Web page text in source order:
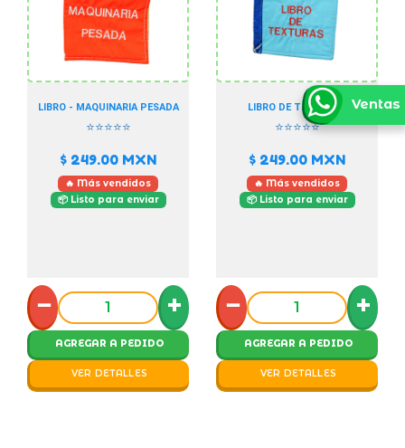
LIBRO - MAQUINARIA PESADA
⭐⭐⭐⭐⭐
$ 249.00 MXN
🔥 Más vendidos
📦 Listo para enviar
− +
AGREGAR A PEDIDO
VER DETALLES
LIBRO DE TEXTURAS
⭐⭐⭐⭐⭐
$ 249.00 MXN
🔥 Más vendidos
📦 Listo para enviar
− +
AGREGAR A PEDIDO
VER DETALLES
Ventas